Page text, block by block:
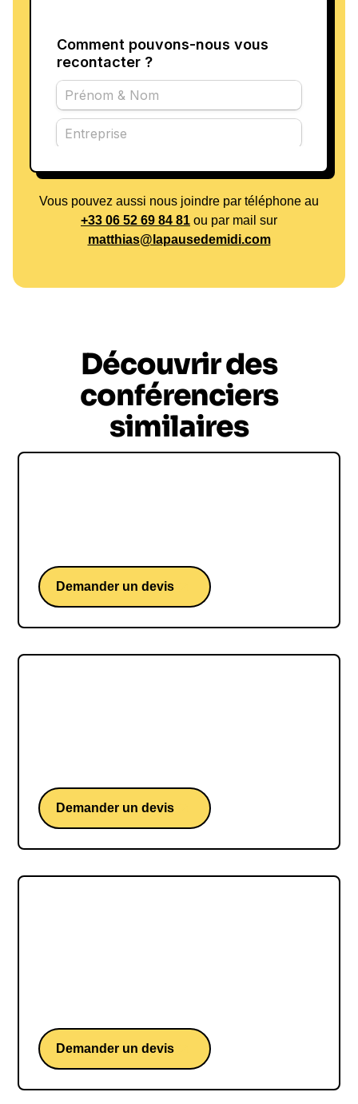
Vous pouvez aussi nous joindre par téléphone au
+33 06 52 69 84 81 ou par mail sur
matthias@lapausedemidi.com
Découvrir des
conférenciers
similaires
Demander un devis
Demander un devis
Demander un devis